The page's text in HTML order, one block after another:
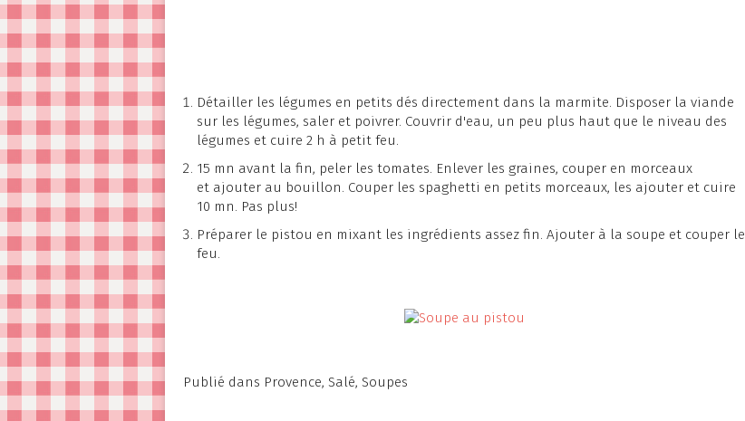
Détailler les légumes en petits dés directement dans la marmite. Disposer la viande
sur les légumes, saler et poivrer. Couvrir d'eau, un peu plus haut que le niveau des
légumes et cuire 2 h à petit feu.
15 mn avant la fin, peler les tomates. Enlever les graines, couper en morceaux
et ajouter au bouillon. Couper les spaghetti en petits morceaux, les ajouter et cuire
10 mn. Pas plus!
Préparer le pistou en mixant les ingrédients assez fin. Ajouter à la soupe et couper le
feu.
Publié dans Provence, Salé, Soupes